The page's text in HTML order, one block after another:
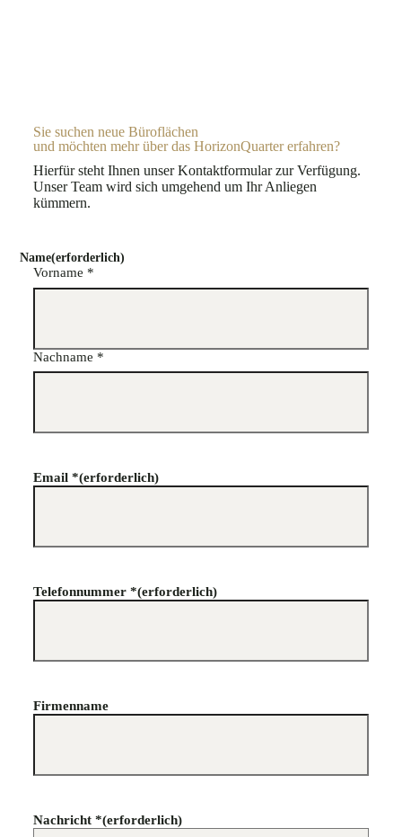
Sie suchen neue Büroflächen
und möchten mehr über das HorizonQuarter erfahren?
Hierfür steht Ihnen unser Kontaktformular zur Verfügung.
Unser Team wird sich umgehend um Ihr Anliegen
kümmern.
Name(erforderlich)
Vorname *
Nachname *
Email *(erforderlich)
Telefonnummer *(erforderlich)
Firmenname
Nachricht *(erforderlich)